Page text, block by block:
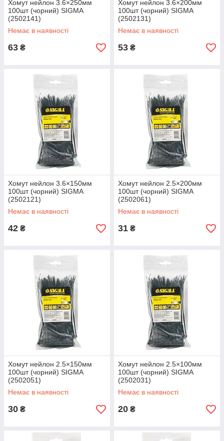
Хомут нейлон 3.6×250мм
100шт (чорний) SIGMA
(2502141)
Немає в наявності
63 ₴
Хомут нейлон 3.6×200мм
100шт (чорний) SIGMA
(2502131)
Немає в наявності
53 ₴
Хомут нейлон 3.6×150мм
100шт (чорний) SIGMA
(2502121)
Немає в наявності
42 ₴
Хомут нейлон 2.5×200мм
100шт (чорний) SIGMA
(2502061)
Немає в наявності
31 ₴
Хомут нейлон 2.5×150мм
100шт (чорний) SIGMA
(2502051)
Немає в наявності
30 ₴
Хомут нейлон 2.5×100мм
100шт (чорний) SIGMA
(2502031)
Немає в наявності
20 ₴